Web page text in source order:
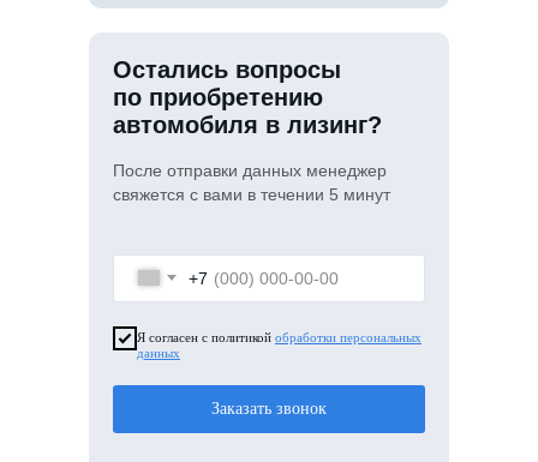
+7
Я согласен с политикой обработки персональных
данных
Заказать звонок
Остались вопросы
по приобретению
автомобиля в лизинг?
После отправки данных менеджер
свяжется с вами в течении 5 минут